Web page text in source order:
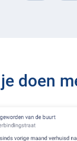
doen